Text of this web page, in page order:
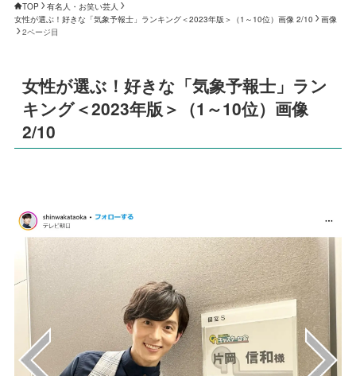
TOP
有名人・お笑い芸人
女性が選ぶ！好きな「気象予報士」ランキング＜2023年版＞（1～10位）画像 2/10
画像
2ページ目
女性が選ぶ！好きな「気象予報士」ラン
キング＜2023年版＞（1～10位）画像
2/10